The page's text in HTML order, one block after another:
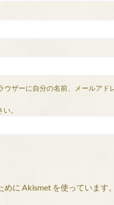
ザーに自分の名前、メールアド
。
に Akismet を使っています。